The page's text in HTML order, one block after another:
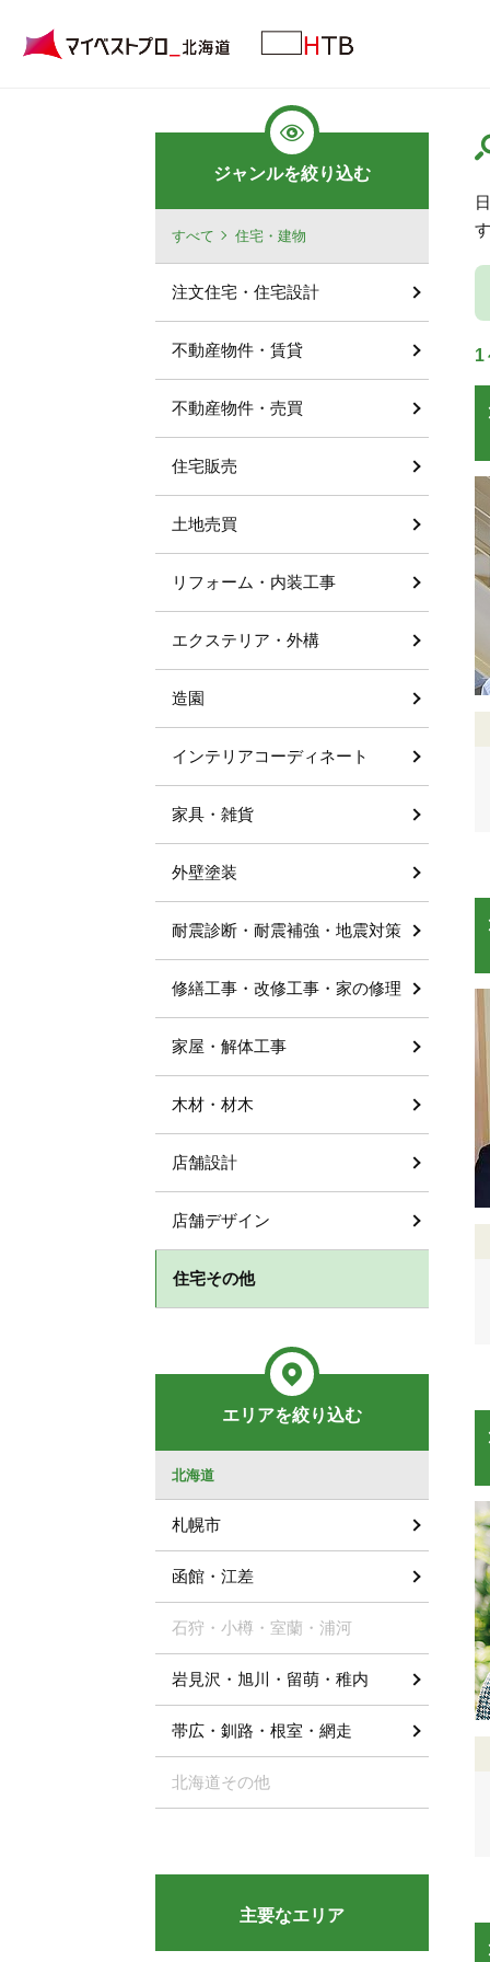
1
ジャンルを絞り込む
すべて 住宅・建物
注文住宅・住宅設計
不動産物件・賃貸
不動産物件・売買
住宅販売
土地売買
リフォーム・内装工事
エクステリア・外構
造園
インテリアコーディネート
家具・雑貨
外壁塗装
耐震診断・耐震補強・地震対策
修繕工事・改修工事・家の修理
家屋・解体工事
木材・材木
店舗設計
店舗デザイン
住宅その他
エリアを絞り込む
北海道
札幌市
函館・江差
石狩・小樽・室蘭・浦河
岩見沢・旭川・留萌・稚内
帯広・釧路・根室・網走
北海道その他
主要なエリア